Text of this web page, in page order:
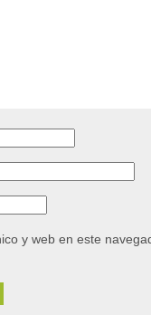
y web en este